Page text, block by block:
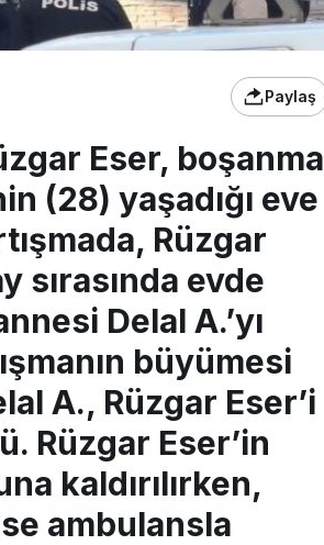
Paylaş
Eser, boşanma
(28) yaşadığı eve
Rüzgar
sırasında evde
Delal A.’yı
büyümesi
A., Rüzgar Eser’i
Rüzgar Eser’in
kaldırılırken,
ambulansla